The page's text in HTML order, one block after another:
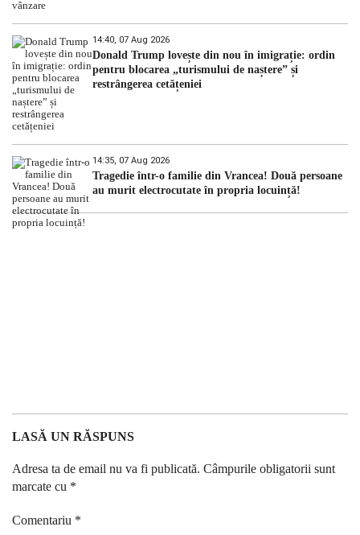
14:40, 07 Aug 2026
Donald Trump lovește din nou în imigrație: ordin
pentru blocarea „turismului de naștere” și
restrângerea cetățeniei
14:35, 07 Aug 2026
Tragedie într-o familie din Vrancea! Două persoane
au murit electrocutate în propria locuință!
LASĂ UN RĂSPUNS
Adresa ta de email nu va fi publicată. Câmpurile obligatorii sunt
marcate cu *
Comentariu *